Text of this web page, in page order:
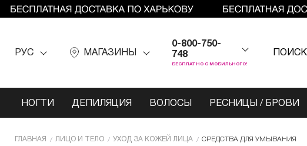
РУС МАГАЗИНЫ
0-800-750-
748
БЕСПЛАТНО С МОБИЛЬНОГО!
ПОИСК
НОГТИ ДЕПИЛЯЦИЯ ВОЛОСЫ РЕСНИЦЫ / БРОВИ
ГЛАВНАЯ ЛИЦО И ТЕЛО УХОД ЗА КОЖЕЙ ЛИЦА СРЕДСТВА ДЛЯ УМЫВАНИЯ